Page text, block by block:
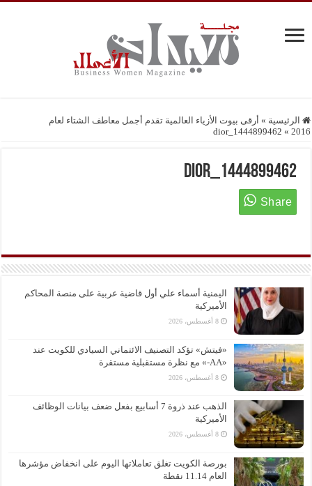
الرئيسية » أرقى بيوت الأزياء العالمية تقدم أجمل معاطف الشتاء لعام
2016
»
1444899462_dior
1444899462_dior
اليمنية أسماء علي أول قاضية عربية على منصة المحاكم
الأميركية
8 أغسطس، 2026
«فيتش» تؤكد التصنيف الائتماني السيادي للكويت عند
«AA-» مع نظرة مستقبلية مستقرة
8 أغسطس، 2026
الذهب عند ذروة 7 أسابيع بفعل ضعف بيانات الوظائف
الأميركية
8 أغسطس، 2026
بورصة الكويت تغلق تعاملاتها اليوم على انخفاض مؤشرها
العام 11.14 نقطة